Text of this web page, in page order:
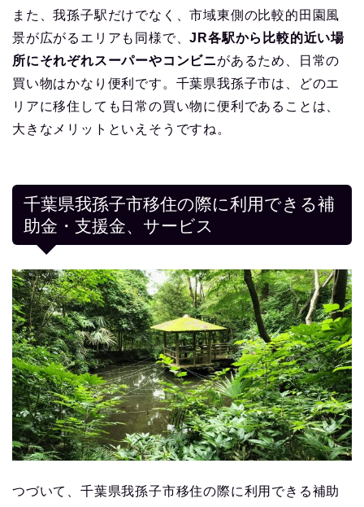
また、我孫子駅だけでなく、市域東側の比較的田園風
景が広がるエリアも同様で、JR各駅から比較的近い場
所にそれぞれスーパーやコンビニがあるため、日常の
買い物はかなり便利です。千葉県我孫子市は、どのエ
リアに移住しても日常の買い物に便利であることは、
大きなメリットといえそうですね。
千葉県我孫子市移住の際に利用できる補
助金・支援金、サービス
つづいて、千葉県我孫子市移住の際に利用できる補助